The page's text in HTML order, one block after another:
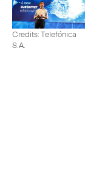
Credits: Telefónica
S.A.